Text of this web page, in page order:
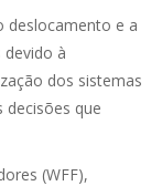
deslocamento e a
à
dos sistemas
decisões que
(WFF),